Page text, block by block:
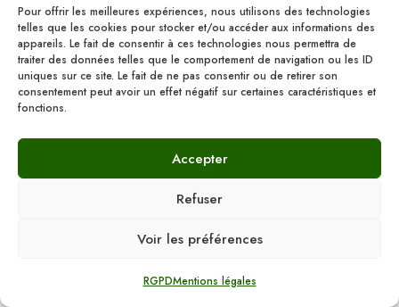
Pour offrir les meilleures expériences, nous utilisons des technologies
telles que les cookies pour stocker et/ou accéder aux informations des
appareils. Le fait de consentir à ces technologies nous permettra de
traiter des données telles que le comportement de navigation ou les ID
uniques sur ce site. Le fait de ne pas consentir ou de retirer son
consentement peut avoir un effet négatif sur certaines caractéristiques et
fonctions.
Accepter
Refuser
Voir les préférences
RGPDMentions légales
2420 licenciés, baisse en seniors
féminines et en minimes. Nouvelles
élections : Maurice TEULIER est élu
président en remplacement de Jean
AUREJAC qui a décidé de se mettre en
la fonction de secrétaire générale.
2412 licenciés – 81 équipes ont